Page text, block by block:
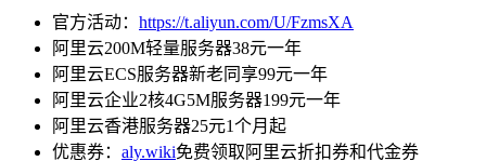
官方活动： https://t.aliyun.com/U/FzmsXA
阿里云200M轻量服务器38元一年
阿里云ECS服务器新老同享99元一年
阿里云企业2核4G5M服务器199元一年
阿里云香港服务器25元1个月起
优惠券： aly.wiki免费领取阿里云折扣券和代金券